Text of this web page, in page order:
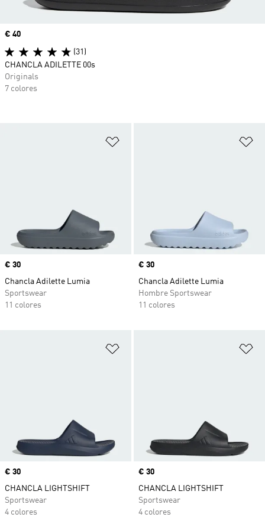
Precio
€ 30
Chancla Adilette Lumia
Sportswear
11 colores
Precio
€ 30
Chancla Adilette Lumia
Hombre Sportswear
11 colores
Precio
€ 30
CHANCLA LIGHTSHIFT
Sportswear
4 colores
Precio
€ 30
CHANCLA LIGHTSHIFT
Sportswear
4 colores
Precio
€ 40
(31)
CHANCLA ADILETTE 00s
Originals
7 colores